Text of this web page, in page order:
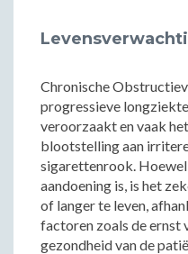
Chronische
progressieve
veroorzaakt en vaak
blootstelling aan
sigarettenrook.
aandoening is, is het
of langer te leven,
factoren zoals de ernst
gezondheid van de